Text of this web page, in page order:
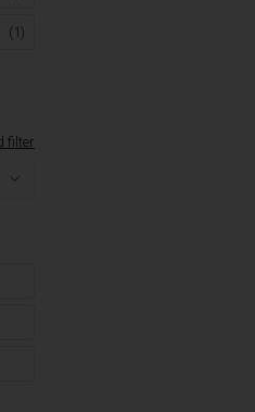
(1)
filter